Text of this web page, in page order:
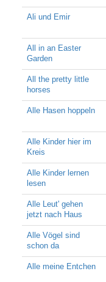
Ali und Emir
All in an Easter
Garden
All the pretty little
horses
Alle Hasen hoppeln
Alle Kinder hier im
Kreis
Alle Kinder lernen
lesen
Alle Leut' gehen
jetzt nach Haus
Alle Vögel sind
schon da
Alle meine Entchen